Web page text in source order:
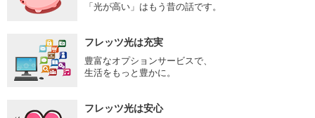
「光が高い」はもう昔の話です。
フレッツ光は充実
豊富なオプションサービスで、
生活をもっと豊かに。
フレッツ光は安心